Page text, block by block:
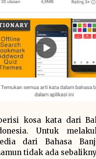
kosa kata dari
Untuk
dari Bahasa
tidak ada